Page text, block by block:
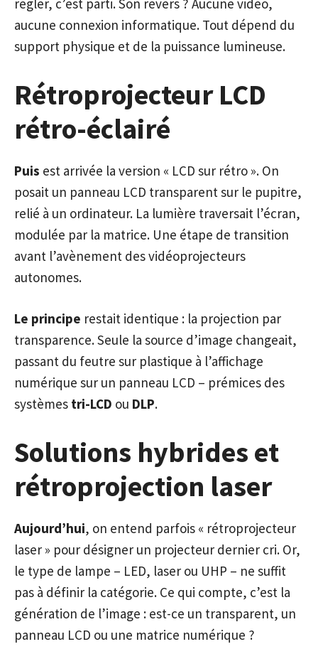
régler, c’est parti. Son revers ? Aucune vidéo,
aucune connexion informatique. Tout dépend du
support physique et de la puissance lumineuse.
Rétroprojecteur LCD
rétro-éclairé
Puis est arrivée la version « LCD sur rétro ». On
posait un panneau LCD transparent sur le pupitre,
relié à un ordinateur. La lumière traversait l’écran,
modulée par la matrice. Une étape de transition
avant l’avènement des vidéoprojecteurs
autonomes.
Le principe restait identique : la projection par
transparence. Seule la source d’image changeait,
passant du feutre sur plastique à l’affichage
numérique sur un panneau LCD – prémices des
systèmes tri-LCD ou DLP.
Solutions hybrides et
rétroprojection laser
Aujourd’hui, on entend parfois « rétroprojecteur
laser » pour désigner un projecteur dernier cri. Or,
le type de lampe – LED, laser ou UHP – ne suffit
pas à définir la catégorie. Ce qui compte, c’est la
génération de l’image : est-ce un transparent, un
panneau LCD ou une matrice numérique ?